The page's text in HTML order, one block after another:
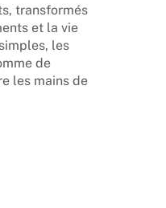
transformés
et la vie
les
de
les mains de